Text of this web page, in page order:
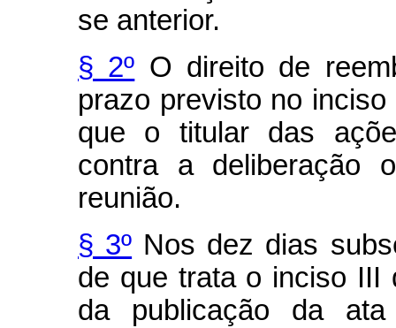
se anterior.
§ 2º O direito de
prazo previsto no
que o titular das
contra a deliberação
reunião.
§ 3º Nos dez dias
de que trata o inciso
da publicação da